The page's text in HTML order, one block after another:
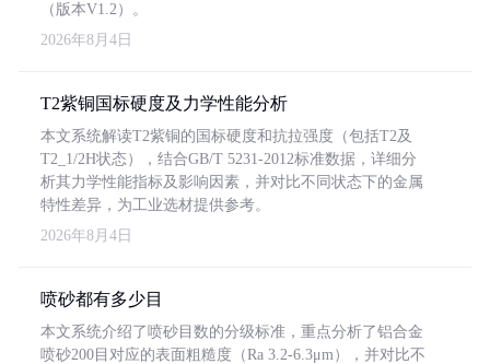
（版本V1.2）。
2026年8月4日
T2紫铜国标硬度及力学性能分析
本文系统解读T2紫铜的国标硬度和抗拉强度（包括T2及
T2_1/2H状态），结合GB/T 5231-2012标准数据，详细分
析其力学性能指标及影响因素，并对比不同状态下的金属
特性差异，为工业选材提供参考。
2026年8月4日
喷砂都有多少目
本文系统介绍了喷砂目数的分级标准，重点分析了铝合金
喷砂200目对应的表面粗糙度（Ra 3.2-6.3μm），并对比不